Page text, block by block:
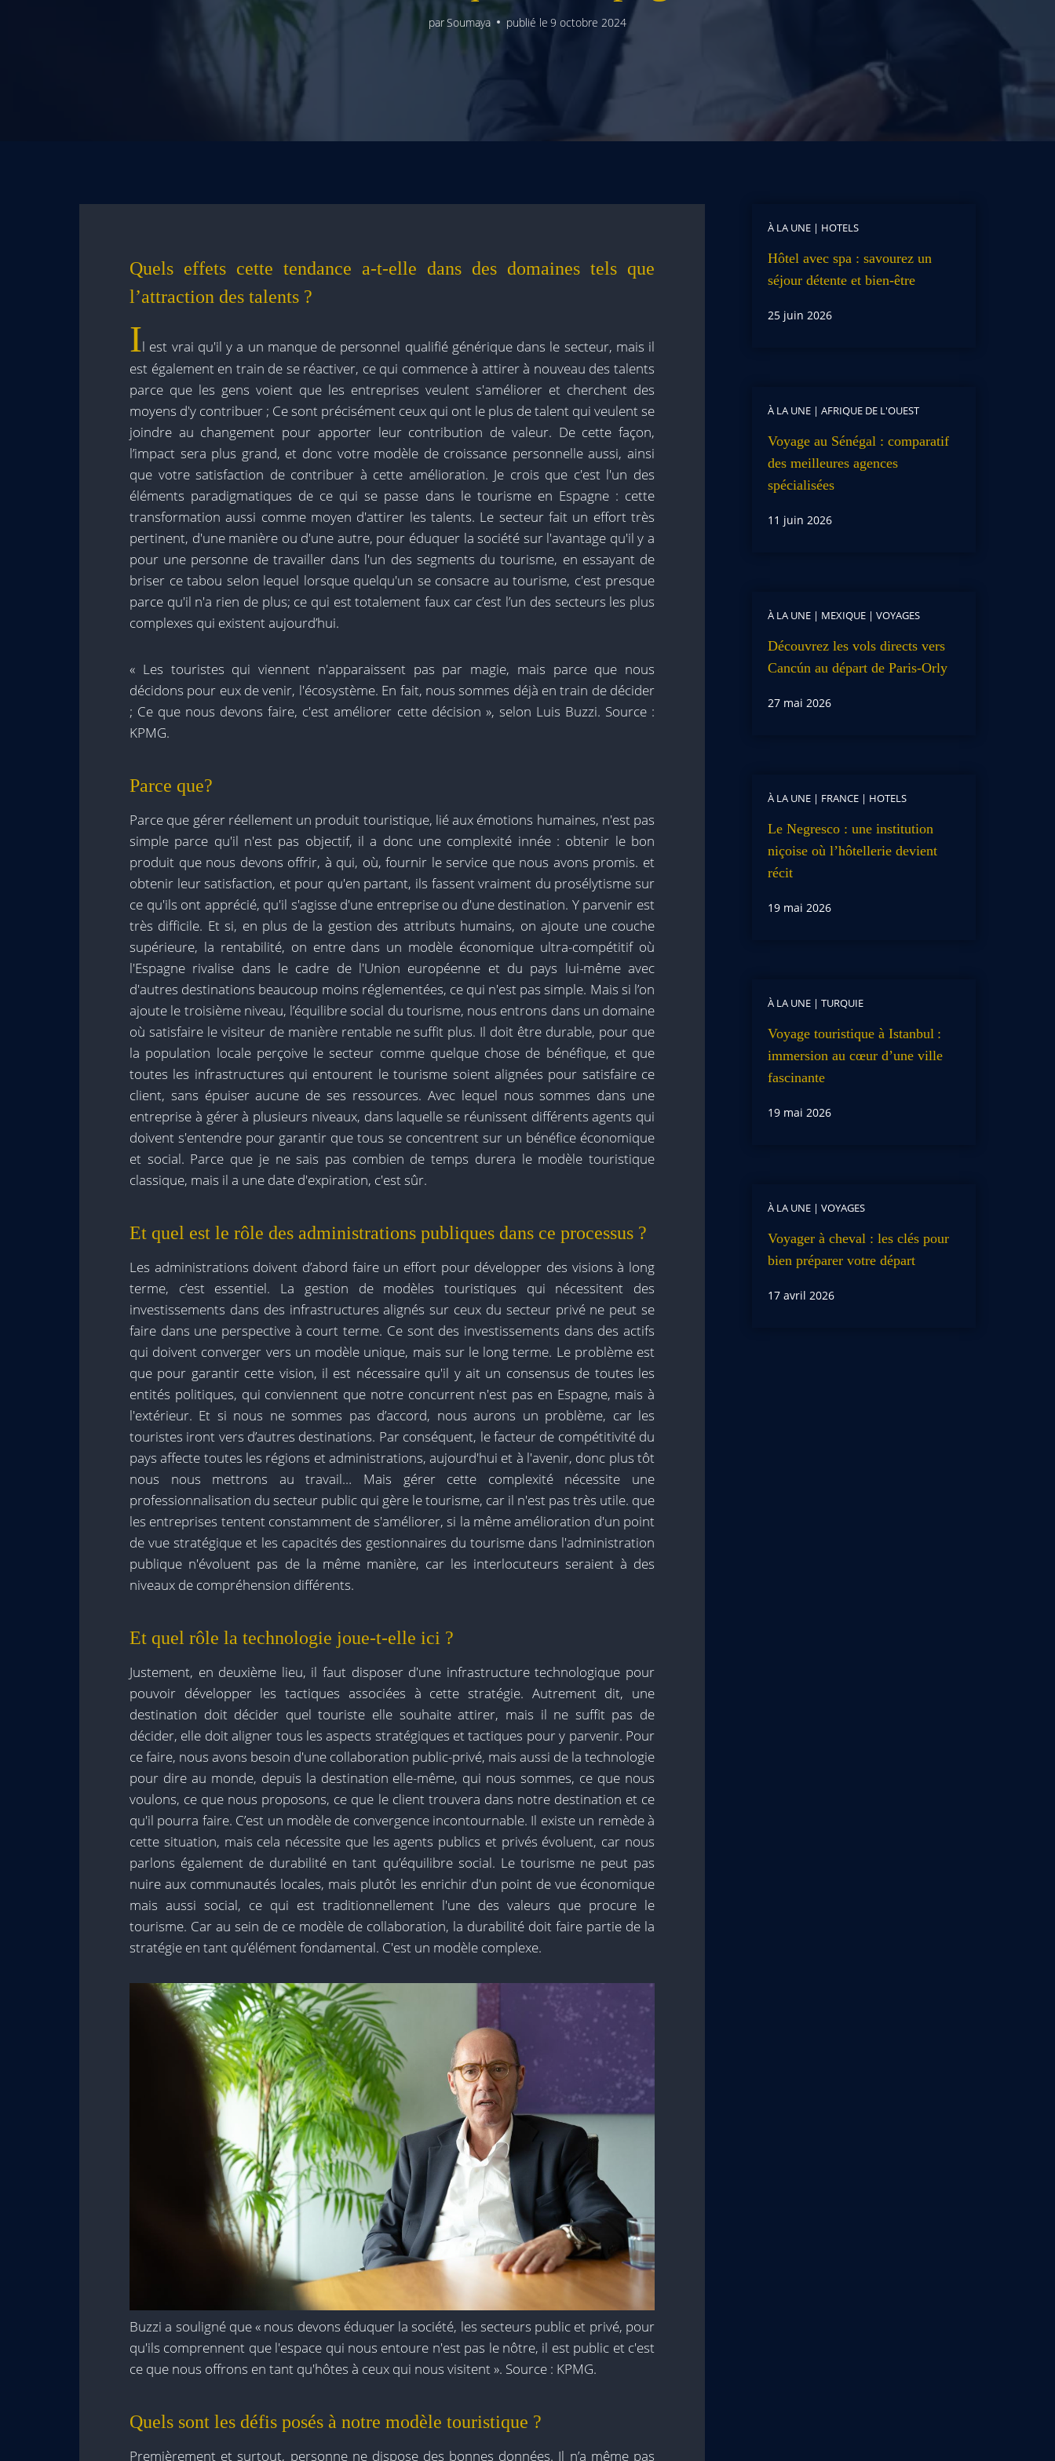
parSoumaya publié le 9 octobre 2024
Quels effets cette tendance a-t-elle dans des domaines tels que
l’attraction des talents ?
Il est vrai qu'il y a un manque de personnel qualifié générique dans le secteur, mais il
est également en train de se réactiver, ce qui commence à attirer à nouveau des talents
parce que les gens voient que les entreprises veulent s'améliorer et cherchent des
moyens d'y contribuer ; Ce sont précisément ceux qui ont le plus de talent qui veulent se
joindre au changement pour apporter leur contribution de valeur. De cette façon,
l’impact sera plus grand, et donc votre modèle de croissance personnelle aussi, ainsi
que votre satisfaction de contribuer à cette amélioration. Je crois que c'est l'un des
éléments paradigmatiques de ce qui se passe dans le tourisme en Espagne : cette
transformation aussi comme moyen d'attirer les talents. Le secteur fait un effort très
pertinent, d'une manière ou d'une autre, pour éduquer la société sur l'avantage qu'il y a
pour une personne de travailler dans l'un des segments du tourisme, en essayant de
briser ce tabou selon lequel lorsque quelqu'un se consacre au tourisme, c'est presque
parce qu'il n'a rien de plus; ce qui est totalement faux car c’est l’un des secteurs les plus
complexes qui existent aujourd’hui.
« Les touristes qui viennent n'apparaissent pas par magie, mais parce que nous
décidons pour eux de venir, l'écosystème. En fait, nous sommes déjà en train de décider
; Ce que nous devons faire, c'est améliorer cette décision », selon Luis Buzzi. Source :
KPMG.
Parce que?
Parce que gérer réellement un produit touristique, lié aux émotions humaines, n'est pas
simple parce qu'il n'est pas objectif, il a donc une complexité innée : obtenir le bon
produit que nous devons offrir, à qui, où, fournir le service que nous avons promis. et
obtenir leur satisfaction, et pour qu'en partant, ils fassent vraiment du prosélytisme sur
ce qu'ils ont apprécié, qu'il s'agisse d'une entreprise ou d'une destination. Y parvenir est
très difficile. Et si, en plus de la gestion des attributs humains, on ajoute une couche
supérieure, la rentabilité, on entre dans un modèle économique ultra-compétitif où
l'Espagne rivalise dans le cadre de l'Union européenne et du pays lui-même avec
d'autres destinations beaucoup moins réglementées, ce qui n'est pas simple. Mais si l’on
ajoute le troisième niveau, l’équilibre social du tourisme, nous entrons dans un domaine
où satisfaire le visiteur de manière rentable ne suffit plus. Il doit être durable, pour que
la population locale perçoive le secteur comme quelque chose de bénéfique, et que
toutes les infrastructures qui entourent le tourisme soient alignées pour satisfaire ce
client, sans épuiser aucune de ses ressources. Avec lequel nous sommes dans une
entreprise à gérer à plusieurs niveaux, dans laquelle se réunissent différents agents qui
doivent s'entendre pour garantir que tous se concentrent sur un bénéfice économique
et social. Parce que je ne sais pas combien de temps durera le modèle touristique
classique, mais il a une date d'expiration, c'est sûr.
Et quel est le rôle des administrations publiques dans ce processus ?
Les administrations doivent d’abord faire un effort pour développer des visions à long
terme, c’est essentiel. La gestion de modèles touristiques qui nécessitent des
investissements dans des infrastructures alignés sur ceux du secteur privé ne peut se
faire dans une perspective à court terme. Ce sont des investissements dans des actifs
qui doivent converger vers un modèle unique, mais sur le long terme. Le problème est
que pour garantir cette vision, il est nécessaire qu'il y ait un consensus de toutes les
entités politiques, qui conviennent que notre concurrent n'est pas en Espagne, mais à
l'extérieur. Et si nous ne sommes pas d’accord, nous aurons un problème, car les
touristes iront vers d’autres destinations. Par conséquent, le facteur de compétitivité du
pays affecte toutes les régions et administrations, aujourd'hui et à l'avenir, donc plus tôt
nous nous mettrons au travail… Mais gérer cette complexité nécessite une
professionnalisation du secteur public qui gère le tourisme, car il n'est pas très utile. que
les entreprises tentent constamment de s'améliorer, si la même amélioration d'un point
de vue stratégique et les capacités des gestionnaires du tourisme dans l'administration
publique n'évoluent pas de la même manière, car les interlocuteurs seraient à des
niveaux de compréhension différents.
Et quel rôle la technologie joue-t-elle ici ?
Justement, en deuxième lieu, il faut disposer d'une infrastructure technologique pour
pouvoir développer les tactiques associées à cette stratégie. Autrement dit, une
destination doit décider quel touriste elle souhaite attirer, mais il ne suffit pas de
décider, elle doit aligner tous les aspects stratégiques et tactiques pour y parvenir. Pour
ce faire, nous avons besoin d'une collaboration public-privé, mais aussi de la technologie
pour dire au monde, depuis la destination elle-même, qui nous sommes, ce que nous
voulons, ce que nous proposons, ce que le client trouvera dans notre destination et ce
qu'il pourra faire. C’est un modèle de convergence incontournable. Il existe un remède à
cette situation, mais cela nécessite que les agents publics et privés évoluent, car nous
parlons également de durabilité en tant qu’équilibre social. Le tourisme ne peut pas
nuire aux communautés locales, mais plutôt les enrichir d'un point de vue économique
mais aussi social, ce qui est traditionnellement l'une des valeurs que procure le
tourisme. Car au sein de ce modèle de collaboration, la durabilité doit faire partie de la
stratégie en tant qu’élément fondamental. C'est un modèle complexe.
Buzzi a souligné que « nous devons éduquer la société, les secteurs public et privé, pour
qu'ils comprennent que l'espace qui nous entoure n'est pas le nôtre, il est public et c'est
ce que nous offrons en tant qu'hôtes à ceux qui nous visitent ». Source : KPMG.
Quels sont les défis posés à notre modèle touristique ?
Premièrement et surtout, personne ne dispose des bonnes données. Il n’a même pas
À LA UNE| HOTELS
Hôtel avec spa : savourez un
séjour détente et bien-être
25 juin 2026
À LA UNE| AFRIQUE DE L'OUEST
Voyage au Sénégal : comparatif
des meilleures agences
spécialisées
11 juin 2026
À LA UNE| MEXIQUE| VOYAGES
Découvrez les vols directs vers
Cancún au départ de Paris-Orly
27 mai 2026
À LA UNE| FRANCE| HOTELS
Le Negresco : une institution
niçoise où l’hôtellerie devient
récit
19 mai 2026
À LA UNE| TURQUIE
Voyage touristique à Istanbul :
immersion au cœur d’une ville
fascinante
19 mai 2026
À LA UNE| VOYAGES
Voyager à cheval : les clés pour
bien préparer votre départ
17 avril 2026